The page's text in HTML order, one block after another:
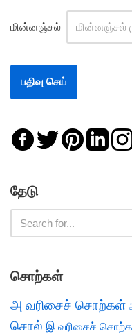
மின்னஞ்சல்
தேடு
சொற்கள்
அ வரிசைச் சொற்கள்
சொல் இ வரிசைச்